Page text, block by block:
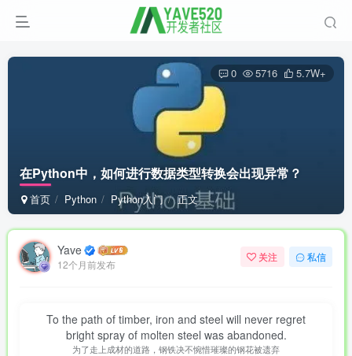
在Python中，如何进行数据类型转换会出现异常？
首页 Python Python入门 正文
0 5716 5.7W+
Yave
12个月前发布
关注 私信
To the path of timber, iron and steel will never regret
bright spray of molten steel was abandoned.
为了走上成材的道路，钢铁决不惋惜璀璨的钢花被遗弃